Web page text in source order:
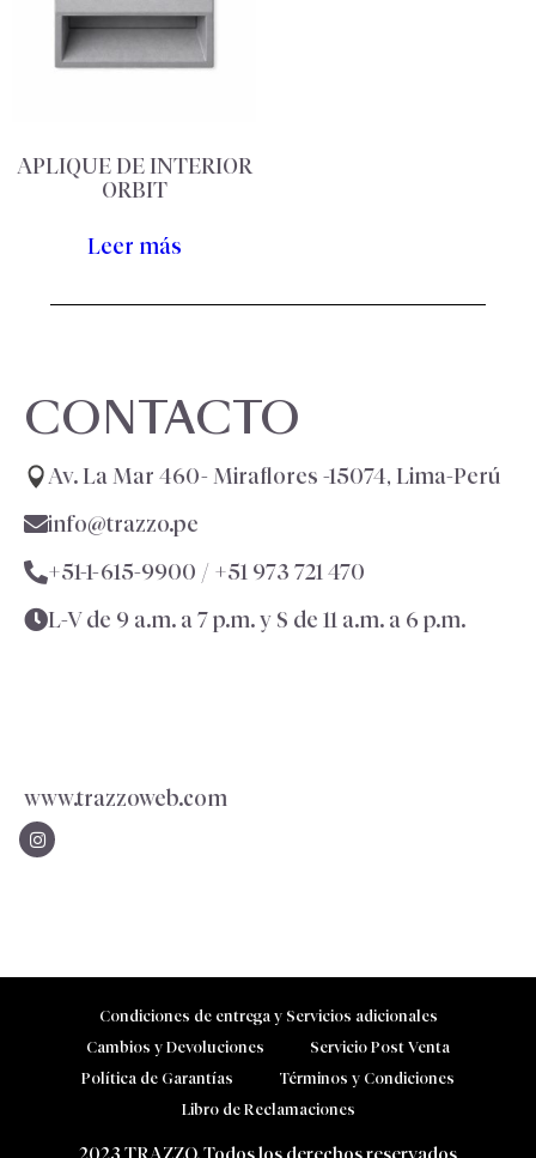
APLIQUE DE INTERIOR
ORBIT
Leer más
CONTACTO
Av. La Mar 460- Miraflores -15074, Lima-Perú
info@trazzo.pe
+51-1-615-9900 / +51 973 721 470
L-V de 9 a.m. a 7 p.m. y S de 11 a.m. a 6 p.m.
www.trazzoweb.com
Condiciones de entrega y Servicios adicionales
Cambios y Devoluciones
Servicio Post Venta
Política de Garantías
Términos y Condiciones
Libro de Reclamaciones